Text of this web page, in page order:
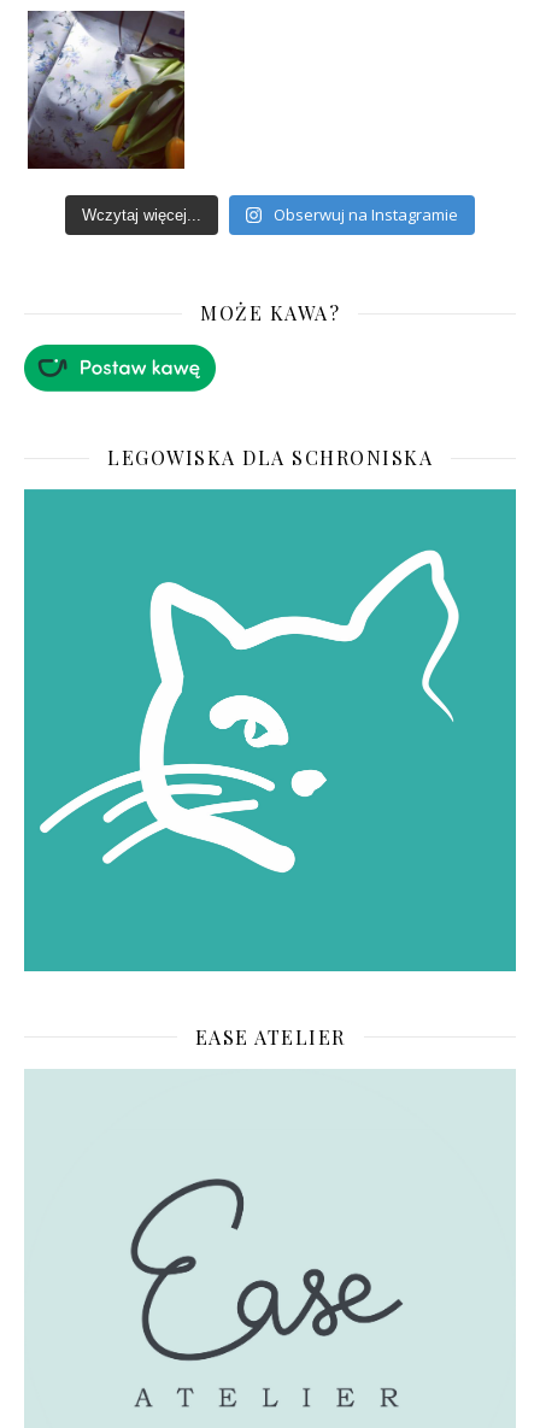
Wczytaj więcej... Obserwuj na Instagramie
MOŻE KAWA?
LEGOWISKA DLA SCHRONISKA
EASE ATELIER